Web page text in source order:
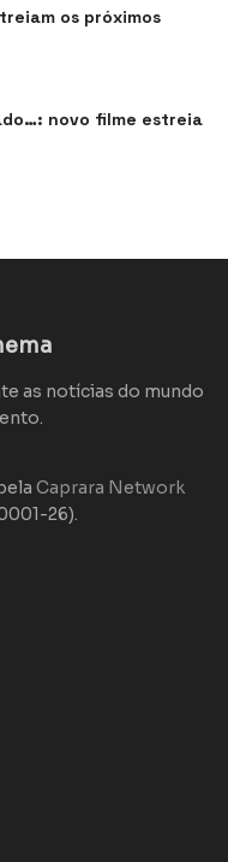
os próximos
novo filme estreia
as notícias do mundo
Caprara Network
26).